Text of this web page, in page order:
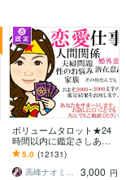
ボリュームタロット★24
時間以内に鑑定さしあげ
ます 3000文字以上の鑑定
★希望者のみ一部カード
開示サービスあり
5.0 (12131)
高峰ナオミ タロット占い師
3,000 円